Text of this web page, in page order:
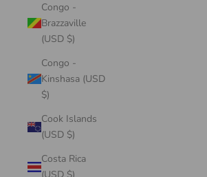
Congo -
Brazzaville
(USD $)
Congo -
Kinshasa (USD
$)
Cook Islands
(USD $)
Costa Rica